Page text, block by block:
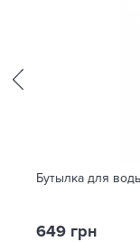
Бутылка для
649 грн